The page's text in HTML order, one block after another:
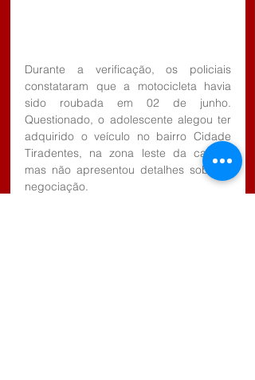
Durante a verificação, os policiais
constataram que a motocicleta havia
sido roubada em 02 de junho.
Questionado, o adolescente alegou ter
adquirido o veículo no bairro Cidade
Tiradentes, na zona leste da capital,
mas não apresentou detalhes sobre a
negociação.